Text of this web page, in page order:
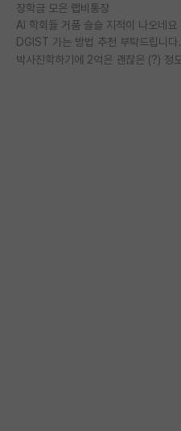
장학금 모은 랩비통장
AI 학회들 거품 슬슬 지적이 나오네요
DGIST 가는 방법 추천 부탁드립니다.